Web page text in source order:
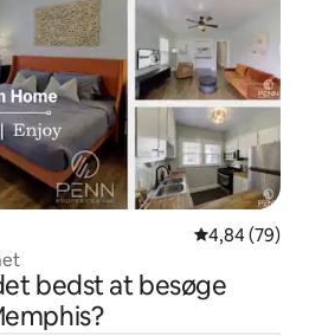
4,84 ud af 5 i
4,84 (79)
bedst at besøge